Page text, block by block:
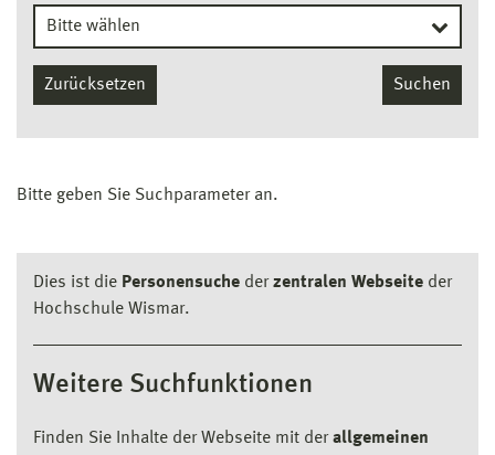
Zurücksetzen Suchen
Bitte geben Sie Suchparameter an.
Dies ist die Personensuche derzentralen Webseite der
Hochschule Wismar.
Weitere Suchfunktionen
Finden Sie Inhalte der Webseite mit derallgemeinen